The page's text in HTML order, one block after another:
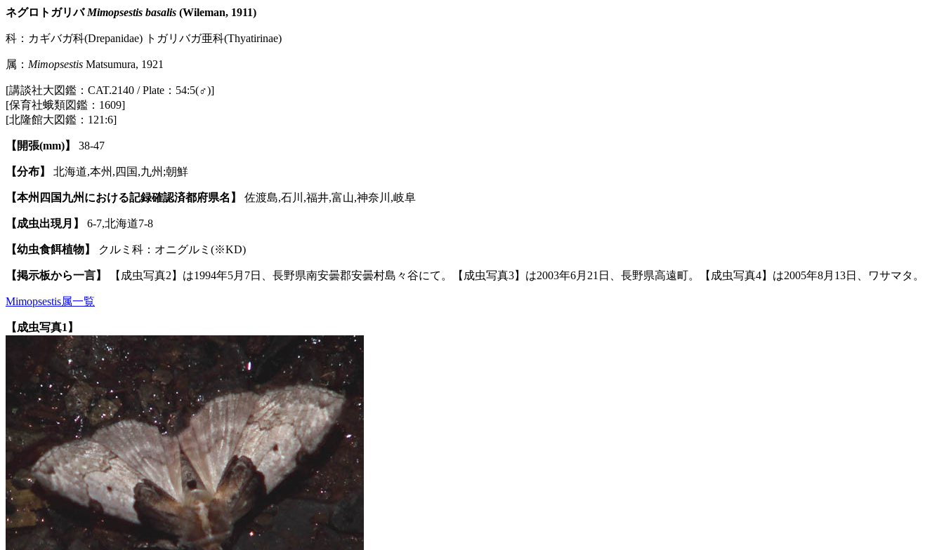
ネグロトガリバ Mimopsestis basalis (Wileman, 1911)
科：カギバガ科(Drepanidae) トガリバガ亜科(Thyatirinae)
属： Mimopsestis Matsumura, 1921
[講談社大図鑑：CAT.2140 / Plate：54:5(♂)]
[保育社蛾類図鑑：1609]
[北隆館大図鑑：121:6]
【開張(mm)】 38-47
【分布】 北海道,本州,四国,九州;朝鮮
【本州四国九州における記録確認済都府県名】 佐渡島,石川,福井,富山,神奈川,岐阜
【成虫出現月】 6-7,北海道7-8
【幼虫食餌植物】 クルミ科：オニグルミ(※KD)
【掲示板から一言】 【成虫写真2】は1994年5月7日、長野県南安曇郡安曇村島々谷にて。【成虫写真3】は2003年6月21日、長野県高遠町。【成虫写真4】は2005年8月13日、ワサマタ。
Mimopsestis属一覧
【成虫写真1】